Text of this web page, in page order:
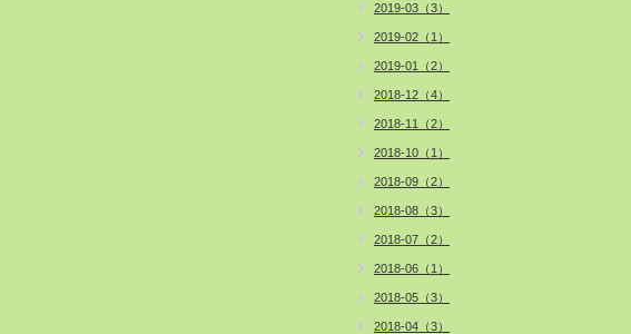
2019-03（3）
2019-02（1）
2019-01（2）
2018-12（4）
2018-11（2）
2018-10（1）
2018-09（2）
2018-08（3）
2018-07（2）
2018-06（1）
2018-05（3）
2018-04（3）